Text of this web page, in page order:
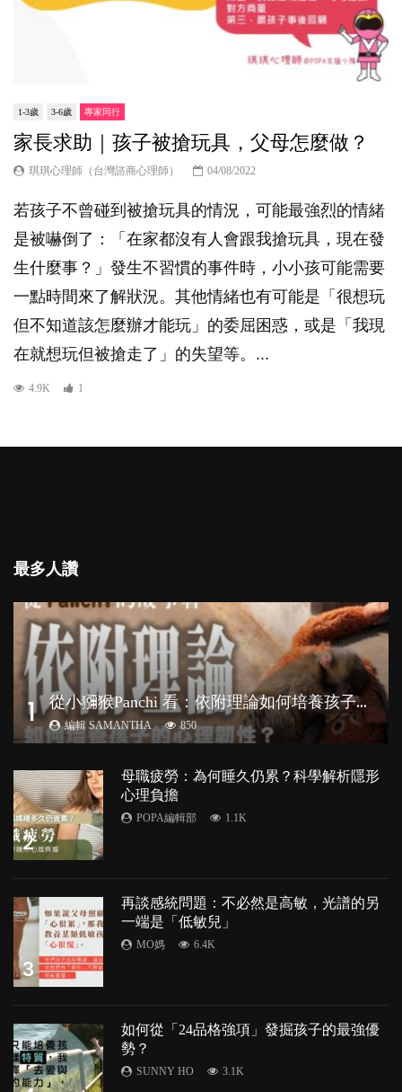
1-3歲 3-6歲 專家同行
家長求助｜孩子被搶玩具，父母怎麼做？
琪琪心理師（台灣諮商心理師） 04/08/2022
若孩子不曾碰到被搶玩具的情況，可能最強烈的情緒
是被嚇倒了：「在家都沒有人會跟我搶玩具，現在發
生什麼事？」發生不習慣的事件時，小小孩可能需要
一點時間來了解狀況。其他情緒也有可能是「很想玩
但不知道該怎麼辦才能玩」的委屈困惑，或是「我現
在就想玩但被搶走了」的失望等。...
4.9K 1
最多人讚
1 從
小獼猴Panchi 看：依附理論如何培養孩子心理韌性？
編輯 SAMANTHA 850
2
母職疲勞：為何睡久仍累？科學解析隱形
心理負擔
POPA編輯部 1.1K
3
再談感統問題：不必然是高敏，光譜的另
一端是「低敏兒」
MO媽 6.4K
如何從「24品格強項」發掘孩子的最強優
勢？
SUNNY HO 3.1K